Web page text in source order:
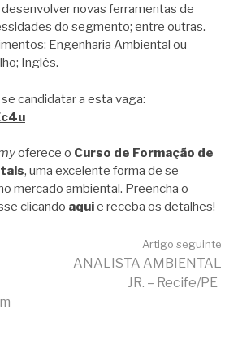
novas ferramentas de
do segmento; entre outras.
Engenharia Ambiental ou
Inglês.
candidatar a esta vaga:
oferece o Curso de Formação de
, uma excelente forma de se
mercado ambiental. Preencha o
clicando aquie receba os detalhes!
Artigo seguinte
ANALISTA AMBIENTAL
JR. – Recife/PE